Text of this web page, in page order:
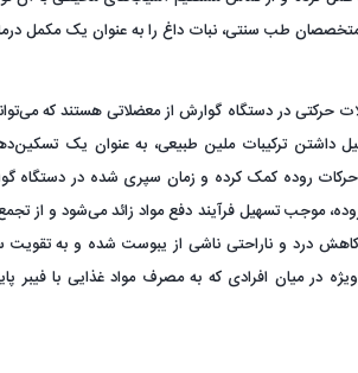
حرکتی در دستگاه گوارش از معضلاتی هستند که
داشتن ترکیبات ملین طبیعی، به عنوان یک
روده کمک کرده و زمان سپری شده در دستگاه
موجب تسهیل فرآیند دفع مواد زائد می‌شود و از
درد و ناراحتی ناشی از یبوست شده و به تقویت
ویژه در میان افرادی که به مصرف مواد غذایی با فیبر